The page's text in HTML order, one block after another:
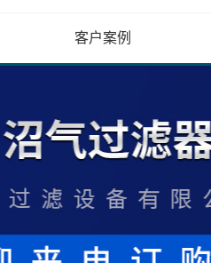
客户案例